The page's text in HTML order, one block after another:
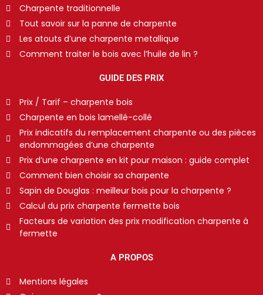
Charpente traditionnelle
Tout savoir sur la panne de charpente
Les atouts d’une charpente metallique
Comment traiter le bois avec l’huile de lin ?
GUIDE DES PRIX
Prix / Tarif – charpente bois
Charpente en bois lamellé-collé
Prix indicatifs du remplacement charpente ou des pièces
endommagées d’une charpente
Prix d’une charpente en kit pour maison : guide complet
Comment bien choisir sa charpente
Sapin de Douglas : meilleur bois pour la charpente ?
Calcul du prix charpente fermette bois
Facteurs de variation des prix modification charpente à
fermette
A PROPOS
Mentions légales